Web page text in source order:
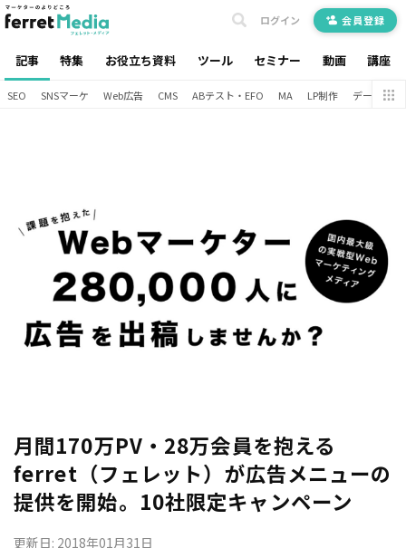
記事 特集 お役立ち資料 ツール セミナー 動画 講座
ログイン 会員登録
SEO SNSマーケ Web広告 CMS ABテスト・EFO MA LP制作 データ分析
月間170万PV・28万会員を抱える
ferret（フェレット）が広告メニューの
提供を開始。10社限定キャンペーン
更新日: 2018年01月31日